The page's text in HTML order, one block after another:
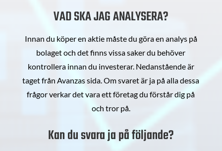
VAD SKA JAG ANALYSERA?
Innan du köper en aktie måste du göra en analys på
bolaget och det finns vissa saker du behöver
kontrollera innan du investerar. Nedanstående är
taget från Avanzas sida. Om svaret är ja på alla dessa
frågor verkar det vara ett företag du förstår dig på
och tror på.
Kan du svara ja på följande?